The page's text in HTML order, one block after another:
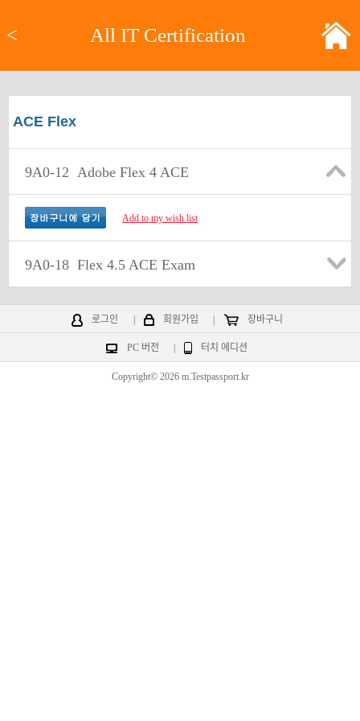
< All IT Certification
ACE Flex
9A0-12 Adobe Flex 4 ACE
Add to my wish list
9A0-18 Flex 4.5 ACE Exam
로그인 회원가입 장바구니
PC 버전 터치 에디션
Copyright© 2026 m.Testpassport.kr